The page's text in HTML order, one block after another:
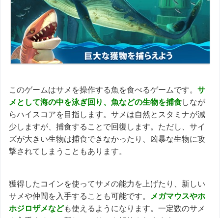
このゲームはサメを操作する魚を食べるゲームです。サ
メとして海の中を泳ぎ回り、魚などの生物を捕食しなが
らハイスコアを目指します。サメは自然とスタミナが減
少しますが、捕食することで回復します。ただし、サイ
ズが大きい生物は捕食できなかったり、凶暴な生物に攻
撃されてしまうこともあります。
獲得したコインを使ってサメの能力を上げたり、新しい
サメや仲間を入手することも可能です。
メガマウスやホ
ホジロザメなども使えるようになります。一定数のサメ